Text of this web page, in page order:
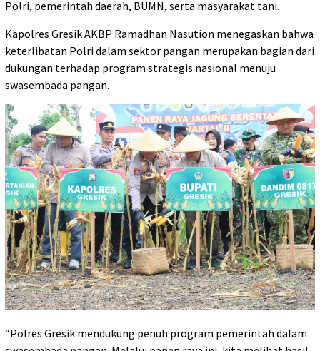
Polri, pemerintah daerah, BUMN, serta masyarakat tani.
Kapolres Gresik AKBP Ramadhan Nasution menegaskan bahwa
keterlibatan Polri dalam sektor pangan merupakan bagian dari
dukungan terhadap program strategis nasional menuju
swasembada pangan.
“Polres Gresik mendukung penuh program pemerintah dalam